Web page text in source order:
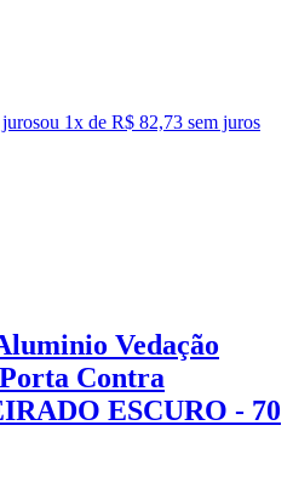
ou 1x de R$ 82,73 sem juros
Vedação
Contra
ESCURO - 70